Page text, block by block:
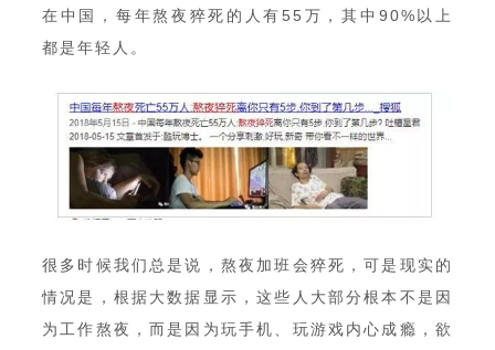
在中国，每年熬夜猝死的人有55万，其中90%以上
都是年轻人。
很多时候我们总是说，熬夜加班会猝死，可是现实的
情况是，根据大数据显示，这些人大部分根本不是因
为工作熬夜，而是因为玩手机、玩游戏内心成瘾，欲